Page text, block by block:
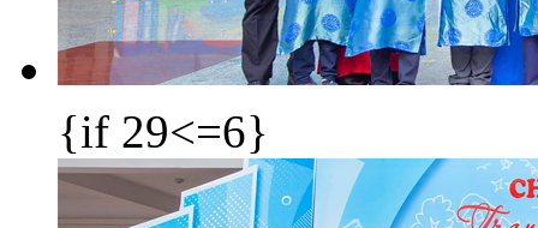
{if 29<=6}